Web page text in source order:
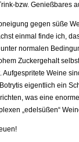
bzw. Genießbares
gegen süße
einmal finde ich,
normalen
Zuckergehalt
Weine
eigentlich ein
was eine
„edelsüßen“